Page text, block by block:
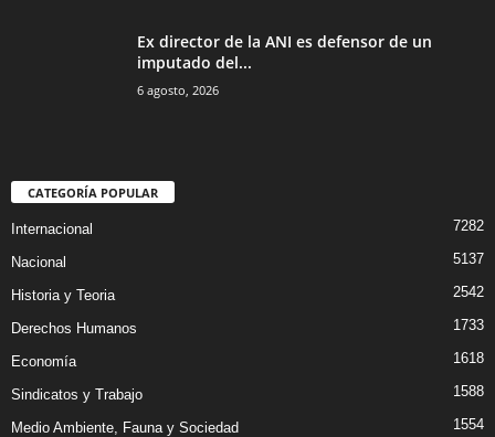
Ex director de la ANI es defensor de un
imputado del...
6 agosto, 2026
CATEGORÍA POPULAR
Internacional 7282
Nacional 5137
Historia y Teoria 2542
Derechos Humanos 1733
Economía 1618
Sindicatos y Trabajo 1588
Medio Ambiente, Fauna y Sociedad 1554